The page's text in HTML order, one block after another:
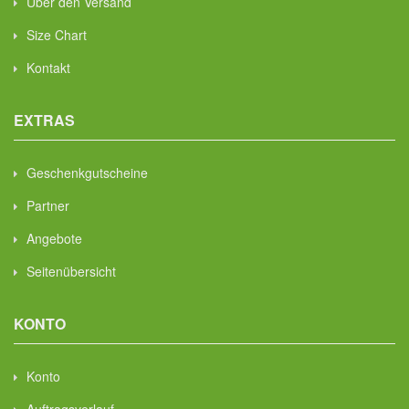
Size Chart
Kontakt
EXTRAS
Geschenkgutscheine
Partner
Angebote
Seitenübersicht
KONTO
Konto